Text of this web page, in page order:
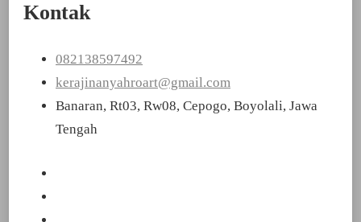
Kontak
082138597492
kerajinanyahroart@gmail.com
Banaran, Rt03, Rw08, Cepogo, Boyolali, Jawa
Tengah